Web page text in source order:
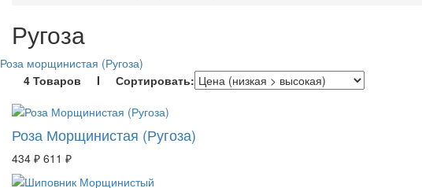
Ругоза
Роза морщинистая (Ругоза)
4 Товаров I Сортировать:
Роза Морщинистая (Ругоза)
434 ₽ 611 ₽